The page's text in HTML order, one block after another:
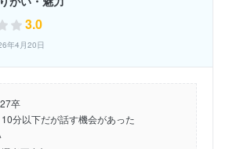
3.0
年4月20日
卒
10分以下だが話す機会があった